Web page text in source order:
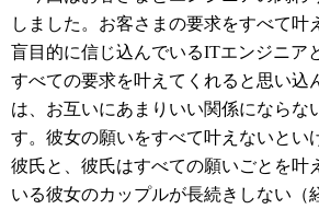
しました。お客さまの要求をすべて叶
盲目的に信じ込んでいるITエンジニア
すべての要求を叶えてくれると思い込
は、お互いにあまりいい関係にならな
す。彼女の願いをすべて叶えないとい
彼氏と、彼氏はすべての願いごとを叶
いる彼女のカップルが長続きしない（